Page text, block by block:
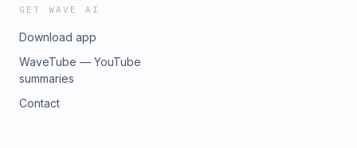
GET WAVE AI
Download app
WaveTube — YouTube
summaries
Contact